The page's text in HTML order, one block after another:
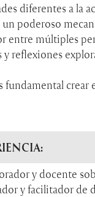
diferentes a la
poderoso
múltiples
reflexiones
crear
y docente
y facilitador de